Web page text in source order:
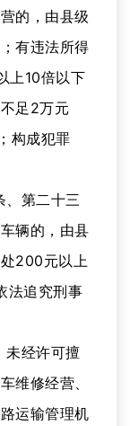
的，由县级
有违法所得
上10倍以下
足2万元
构成犯罪
、第二十三
辆的，由县
200元以上
法追究刑事
未经许可擅
维修经营、
运输管理机